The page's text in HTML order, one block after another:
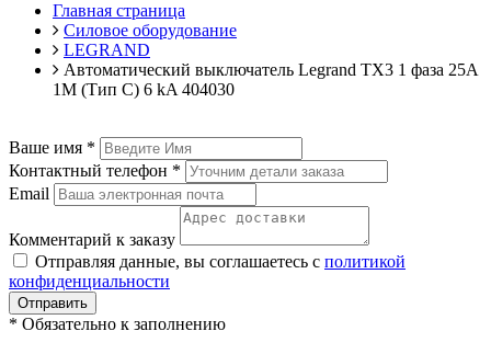
Главная страница
Силовое оборудование
LEGRAND
Автоматический выключатель Legrand TX3 1 фаза 25A
1М (Тип C) 6 kA 404030
Ваше имя *
Контактный телефон *
Email
Комментарий к заказу
Отправляя данные, вы соглашаетесь с политикой
конфиденциальности
Отправить
* Обязательно к заполнению